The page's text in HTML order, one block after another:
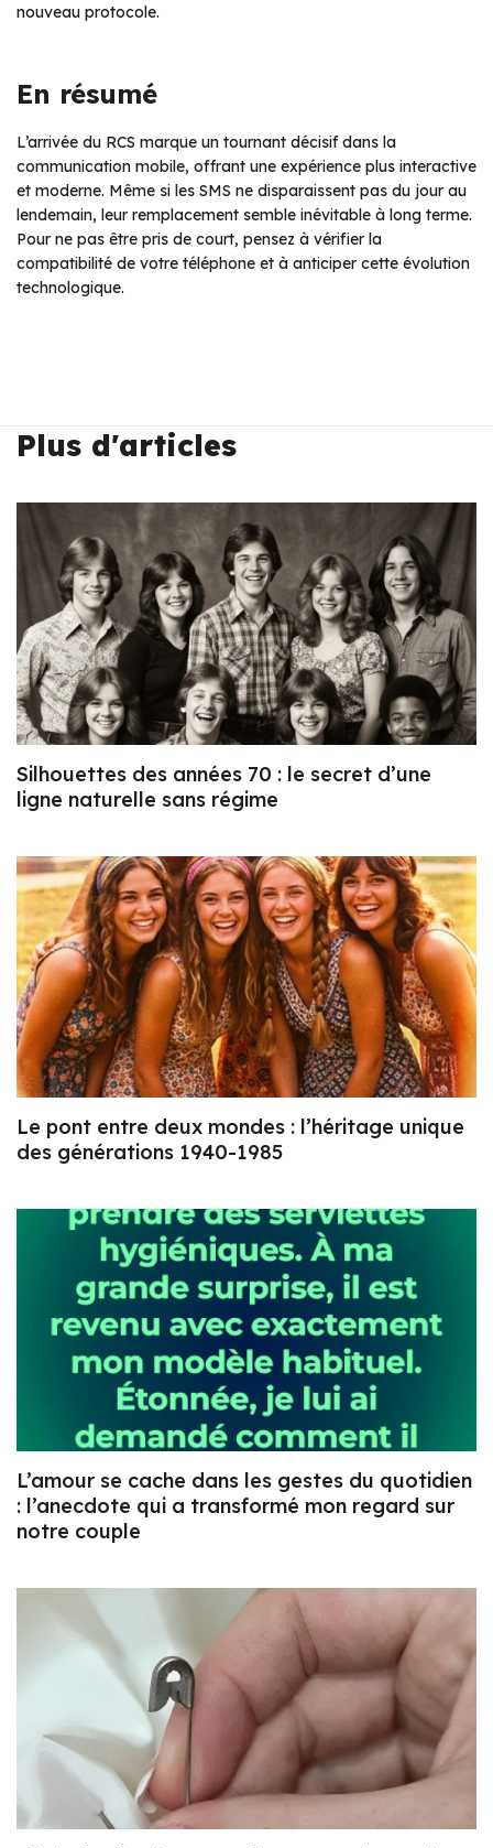
nouveau protocole.
En résumé
L’arrivée du RCS marque un tournant décisif dans la
communication mobile, offrant une expérience plus interactive
et moderne. Même si les SMS ne disparaissent pas du jour au
lendemain, leur remplacement semble inévitable à long terme.
Pour ne pas être pris de court, pensez à vérifier la
compatibilité de votre téléphone et à anticiper cette évolution
technologique.
Plus d'articles
Silhouettes des années 70 : le secret d’une
ligne naturelle sans régime
Le pont entre deux mondes : l’héritage unique
des générations 1940-1985
L’amour se cache dans les gestes du quotidien
: l’anecdote qui a transformé mon regard sur
notre couple